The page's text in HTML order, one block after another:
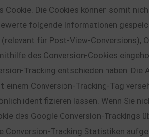
Cookie. Die Cookies können somit
folgende Informationen
für Post-View-
des Conversion-Cookies
Tracking entschieden haben.
einem Conversion-Tracking-Tag
identifizieren lassen. Wenn Sie
des Google Conversion-
Conversion-Tracking Statistiken